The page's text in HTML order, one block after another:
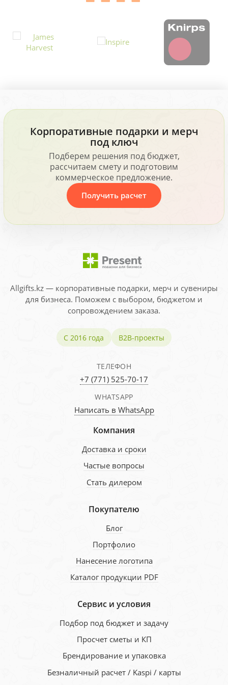
Корпоративные подарки и мерч
под ключ
Подберем решения под бюджет,
рассчитаем смету и подготовим
коммерческое предложение.
Получить расчет
Allgifts.kz — корпоративные подарки, мерч и сувениры
для бизнеса. Поможем с выбором, бюджетом и
сопровождением заказа.
С 2016 года B2B-проекты
ТЕЛЕФОН
+7 (771) 525-70-17
WHATSAPP
Написать в WhatsApp
Компания
Доставка и сроки
Частые вопросы
Стать дилером
Покупателю
Блог
Портфолио
Нанесение логотипа
Каталог продукции PDF
Сервис и условия
Подбор под бюджет и задачу
Просчет сметы и КП
Брендирование и упаковка
Безналичный расчет / Kaspi / карты